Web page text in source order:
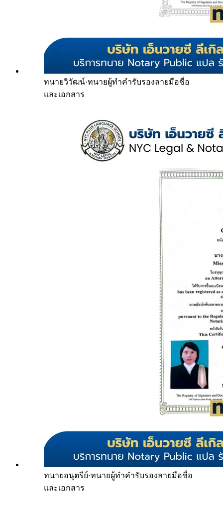
ทนายวิวัฒน์·ทนายผู้ทำคำรับรองลายมือชื่อ
และเอกสาร
ทนายอนุตรีย์·ทนายผู้ทำคำรับรองลายมือชื่อ
และเอกสาร